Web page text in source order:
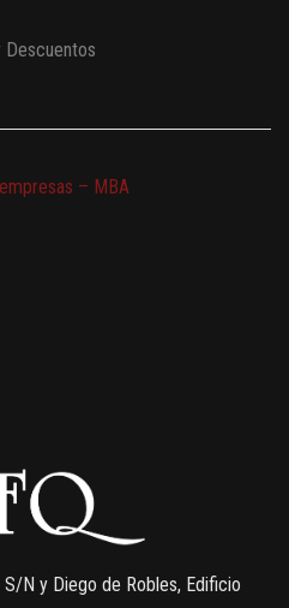
– MBA
N y Diego de Robles, Edificio